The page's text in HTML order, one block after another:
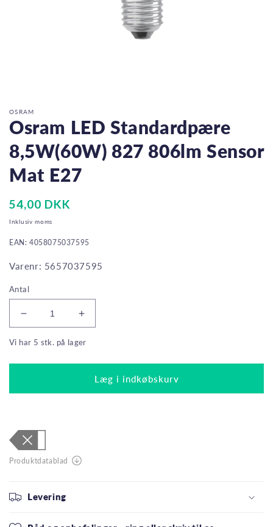
i
OSRAM
Osram LED Standardpære
8,5W(60W) 827 806lm Sensor
Mat E27
Normalpris
54,00 DKK
Inklusiv moms
EAN: 4058075037595
Varenr: 5657037595
Antal
Reducer
antallet
for
8,5W(60W)
Sensor
Mat
E27
Øg
antallet
for
Standardpære
8,5W(60W)
E27
Vi har 5 stk. på lager
Læg i indkøbskurv
Levering